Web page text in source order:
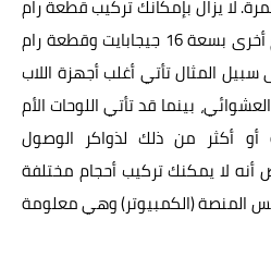
لا يزال بإمكانك تركيب قطعة رام
بسعة 8 جيجابايت وقطعة رام أخرى بسعة 16 جيجابايت وقطعة رام
فعلى سبيل المثال تأتي أغلب أجهزة اللاب
بينما قد تأتي اللوحات الأم
أو أكثر من ذلك لذواكر الوصول
أنه لا يمكنك تركيب أحجام مختلفة
المنصة (الكمبيوتر) وهي معلومة